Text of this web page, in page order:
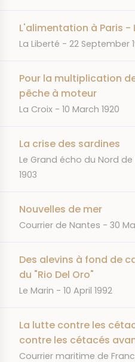
L'alimentation à Paris -
JOURNAL
La Liberté DATE
22 September
Pour la multiplication
pêche à moteur
JOURNAL
La Croix DATE
10 March 1920
La crise des sardines
JOURNAL
Le Grand écho du Nord de
1903
Nouvelles de mer
JOURNAL
Courrier de Nantes DATE
30
Des alevins à fond de
du "Rio Del Oro"
JOURNAL
Le Marin DATE
10 April 1992
La lutte contre les
contre les cétacés
JOURNAL
Courrier maritime de